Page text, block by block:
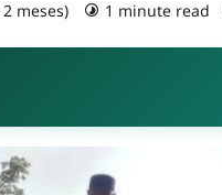
meses) 1 minute read